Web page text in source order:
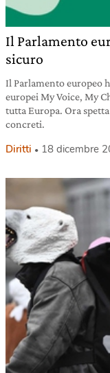
Il Parlamento
sicuro
Il Parlamento europeo
europei My Voice, My
tutta Europa. Ora
concreti.
Diritti 18 dicembre